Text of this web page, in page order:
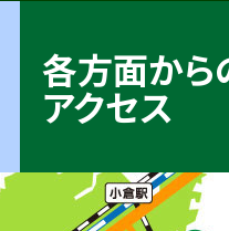
各方面から
アクセス